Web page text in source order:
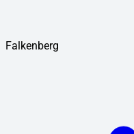
Falkenberg